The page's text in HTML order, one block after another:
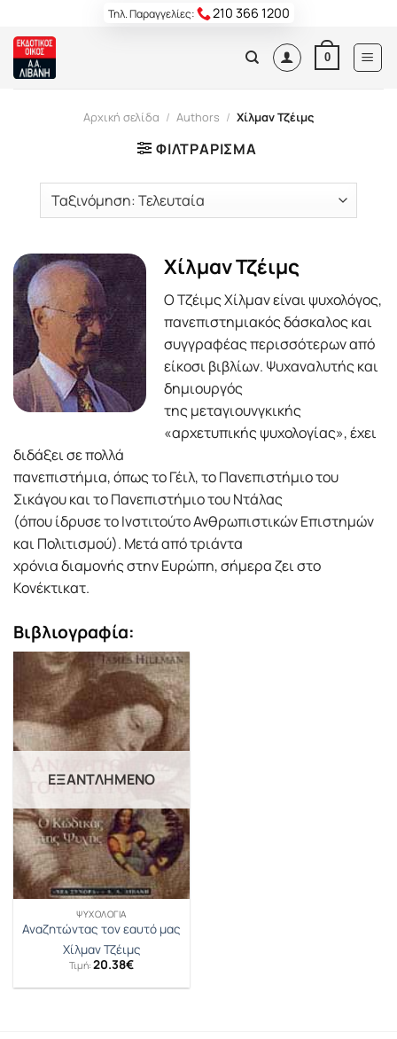
content
Τηλ. Παραγγελίες: 210 366 1200
0
Αρχική σελίδα / Authors / Χίλμαν Τζέιμς
ΦΙΛΤΡΆΡΙΣΜΑ
Χίλμαν Τζέιμς
Ο Τζέιμς Χίλμαν είναι ψυχολόγος,
πανεπιστημιακός δάσκαλος και
συγγραφέας περισσότερων από
είκοσι βιβλίων. Ψυχαναλυτής και
δημιουργός
της μεταγιουνγκικής
«αρχετυπικής ψυχολογίας», έχει
διδάξει σε πολλά
πανεπιστήμια, όπως το Γέιλ, το Πανεπιστήμιο του
Σικάγου και το Πανεπιστήμιο του Ντάλας
(όπου ίδρυσε το Ινστιτούτο Ανθρωπιστικών Επιστημών
και Πολιτισμού). Μετά από τριάντα
χρόνια διαμονής στην Ευρώπη, σήμερα ζει στο
Κονέκτικατ.
Βιβλιογραφία:
ΕΞΑΝΤΛΗΜΈΝΟ
ΨΥΧΟΛΟΓΊΑ
Αναζητώντας τον εαυτό μας
Χίλμαν Τζέιμς
Τιμή: 20.38€